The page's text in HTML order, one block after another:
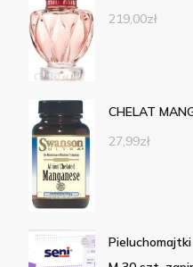
219,00zł
CHELAT
27,99zł